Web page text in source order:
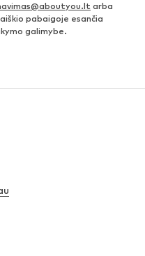
arba
pabaigoje esančia
galimybe.